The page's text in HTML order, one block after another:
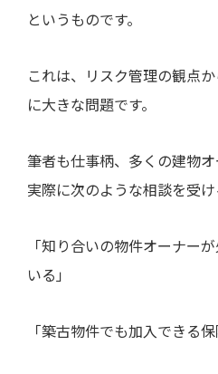
というものです。
これは、リスク管理の観点
に大きな問題です。
筆者も仕事柄、多くの建物オ
実際に次のような相談を受け
「知り合いの物件オーナー
いる」
「築古物件でも加入できる